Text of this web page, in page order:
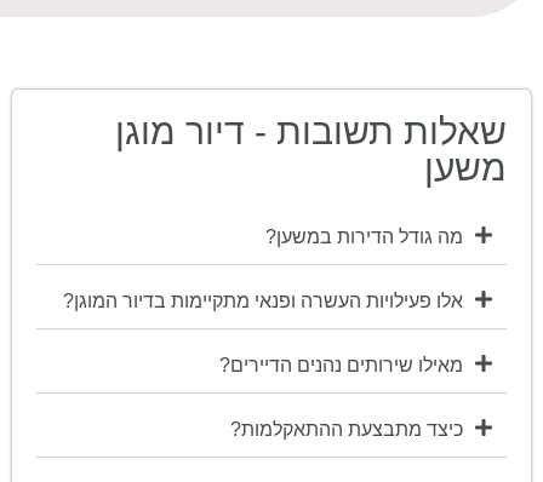
שאלות תשובות - דיור מוגן
משען
מה גודל הדירות במשען?
אלו פעילויות העשרה ופנאי מתקיימות בדיור המוגן?
מאילו שירותים נהנים הדיירים?
כיצד מתבצעת ההתאקלמות?